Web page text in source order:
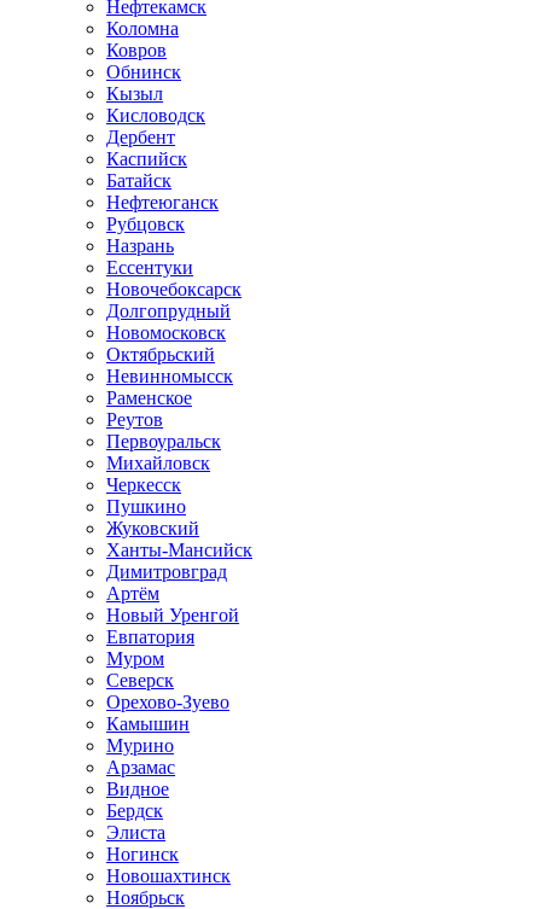
Нефтекамск
Коломна
Ковров
Обнинск
Кызыл
Кисловодск
Дербент
Каспийск
Батайск
Нефтеюганск
Рубцовск
Назрань
Ессентуки
Новочебоксарск
Долгопрудный
Новомосковск
Октябрьский
Невинномысск
Раменское
Реутов
Первоуральск
Михайловск
Черкесск
Пушкино
Жуковский
Ханты-Мансийск
Димитровград
Артём
Новый Уренгой
Евпатория
Муром
Северск
Орехово-Зуево
Камышин
Мурино
Арзамас
Видное
Бердск
Элиста
Ногинск
Новошахтинск
Ноябрьск